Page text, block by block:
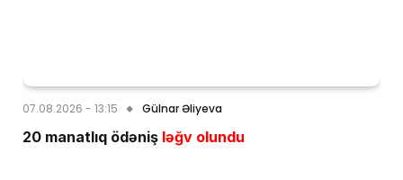
07.08.2026 - 13:15 Gülnar Əliyeva
20 manatlıq ödəniş ləğv olundu